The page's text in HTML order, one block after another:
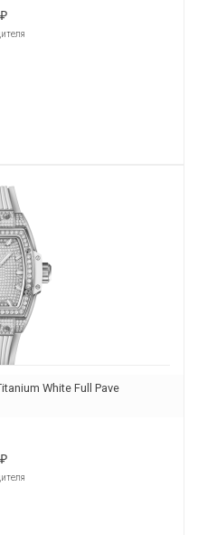
₽
White Full Pave
₽